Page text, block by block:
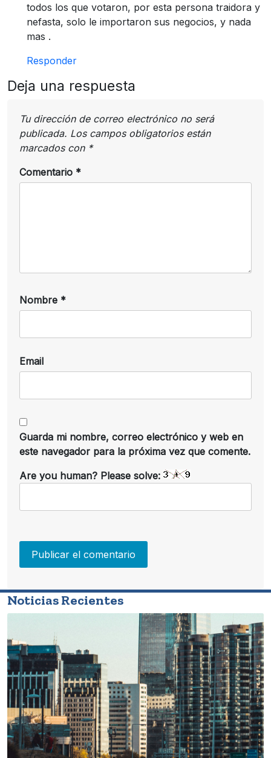
todos los que votaron, por esta persona traidora y
nefasta, solo le importaron sus negocios, y nada
mas .
Responder
Deja una respuesta
Tu dirección de correo electrónico no será
publicada. Los campos obligatorios están
marcados con *
Comentario *
Nombre *
Email
Guarda mi nombre, correo electrónico y web en
este navegador para la próxima vez que comente.
Are you human? Please solve:
Noticias Recientes